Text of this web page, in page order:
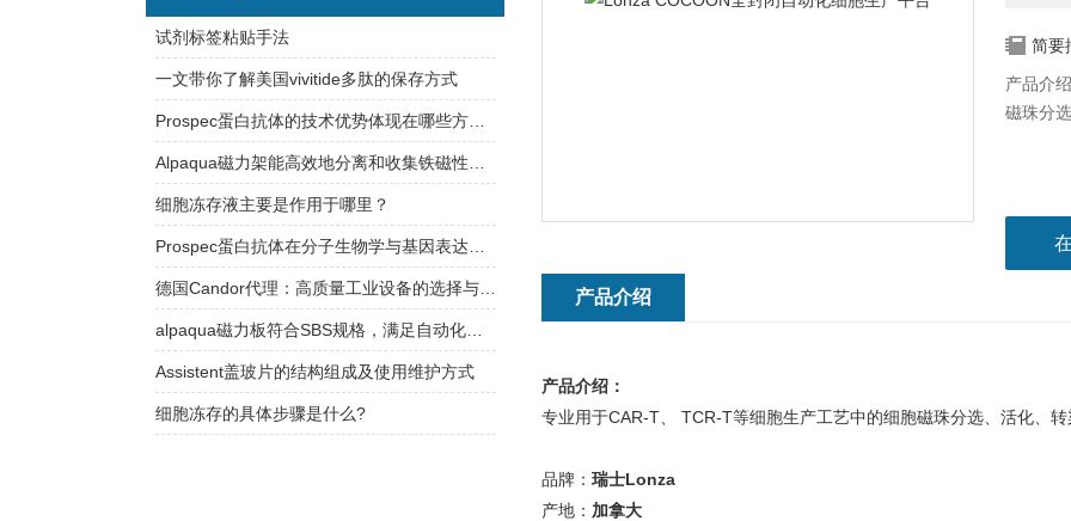
简要
产品介
磁珠分
产品介绍
产品介绍：
专业用于CAR-T、 TCR-T等细胞生产工艺中的细胞磁珠分选、活化、转
品牌： 瑞士Lonza
产地： 加拿大
试剂标签粘贴手法
一文带你了解美国vivitide多肽的保存方式
Prospec蛋白抗体的技术优势体现在哪些方面？
细胞冻存液主要是作用于哪里？
德国Candor代理：高质量工业设备的选择与合作
alpaqua磁力板符合SBS规格，满足自动化平台需求
Assistent盖玻片的结构组成及使用维护方式
细胞冻存的具体步骤是什么?